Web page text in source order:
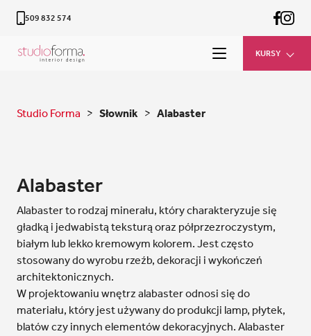
509 832 574
KURSY
Studio Forma > Słownik > Alabaster
Alabaster
Alabaster to rodzaj minerału, który charakteryzuje się
gładką i jedwabistą teksturą oraz półprzezroczystym,
białym lub lekko kremowym kolorem. Jest często
stosowany do wyrobu rzeźb, dekoracji i wykończeń
architektonicznych.
W projektowaniu wnętrz alabaster odnosi się do
materiału, który jest używany do produkcji lamp, płytek,
blatów czy innych elementów dekoracyjnych. Alabaster